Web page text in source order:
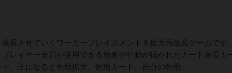
展させていくワーカープレイスメント＆拡大再生産ゲームです
レイヤー全員が使用できる地形や行動が描かれたカード家長カ
。王になると領地拡大。領地カード…自分の領地...